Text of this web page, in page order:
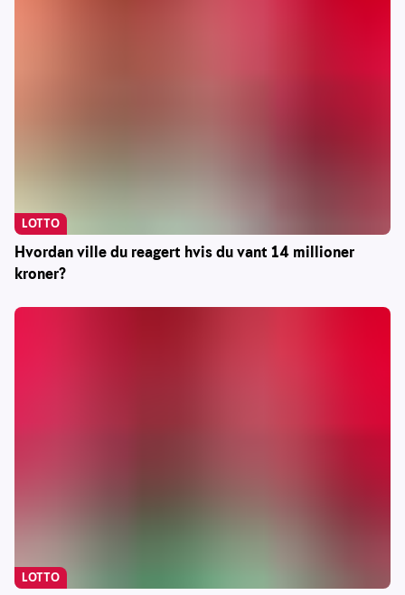
Hvordan ville du reagert hvis du vant 14 millioner
kroner?
LOTTO
LOTTO